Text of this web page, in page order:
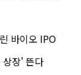
바이오 IPO
상장' 뜬다